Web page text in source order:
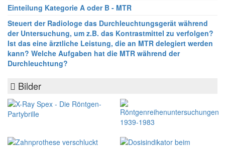
Einteilung Kategorie A oder B - MTR
Steuert der Radiologe das Durchleuchtungsgerät während
der Untersuchung, um z.B. das Kontrastmittel zu verfolgen?
Ist das eine ärztliche Leistung, die an MTR delegiert werden
kann? Welche Aufgaben hat die MTR während der
Durchleuchtung?
Bilder